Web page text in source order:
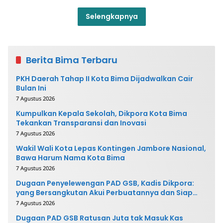
Selengkapnya
Berita Bima Terbaru
PKH Daerah Tahap II Kota Bima Dijadwalkan Cair
Bulan Ini
7 Agustus 2026
Kumpulkan Kepala Sekolah, Dikpora Kota Bima
Tekankan Transparansi dan Inovasi
7 Agustus 2026
Wakil Wali Kota Lepas Kontingen Jambore Nasional,
Bawa Harum Nama Kota Bima
7 Agustus 2026
Dugaan Penyelewengan PAD GSB, Kadis Dikpora:
yang Bersangkutan Akui Perbuatannya dan Siap
Mengembalikan Uang
7 Agustus 2026
Dugaan PAD GSB Ratusan Juta tak Masuk Kas